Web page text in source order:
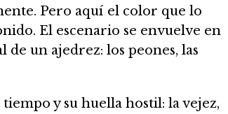
Pero aquí el color que lo
El escenario se envuelve en
un ajedrez: los peones, las
y su huella hostil: la vejez,